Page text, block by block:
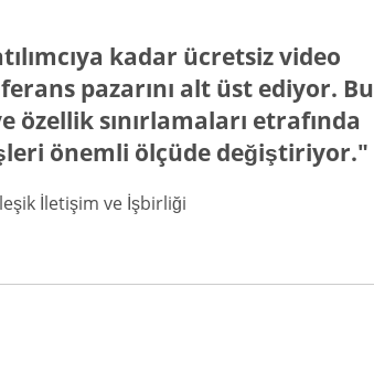
kadar ücretsiz video
pazarını alt üst ediyor. Bu
sınırlamaları etrafında
önemli ölçüde değiştiriyor."
İletişim ve İşbirliği